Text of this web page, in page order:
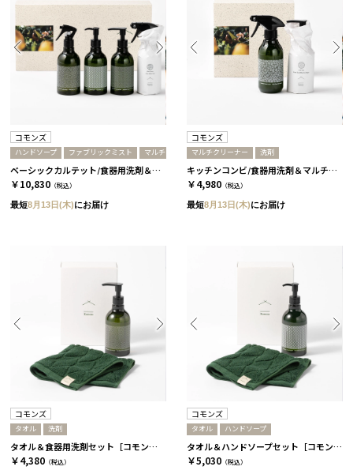
コモンズ
ハンドソープ ファブリックミスト マルチクリーナー 洗剤
ベーシックカルテット/食器用洗剤＆マルチクリーナー＆ハンドソープ＆ファブリックミスト［コモンズ］
￥10,830 （税込）
最短8月13日(木)にお届け
コモンズ
マルチクリーナー 洗剤
キッチンコンビ/食器用洗剤＆マルチクリーナー［コモンズ］
￥4,980 （税込）
最短8月13日(木)にお届け
コモンズ
タオル 洗剤
タオル＆食器用洗剤セット［コモンズ］
￥4,380 （税込）
コモンズ
タオル ハンドソープ
タオル＆ハンドソープセット［コモンズ］
￥5,030 （税込）